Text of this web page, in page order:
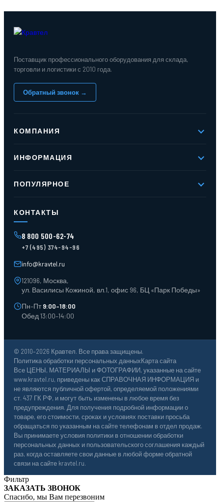
Поставщик профессионального оборудования для склада,
торговли и логистики с 2010 года.
Обратный звонок →
КОМПАНИЯ
Реквизиты
Контакты
ИНФОРМАЦИЯ
Доставка и оплата
ПОПУЛЯРНОЕ
Контейнеры для отходов
Поддоны
Ящики пластиковые
Тара пласт. и металл.
Тележки для склада
КОНТАКТЫ
8 800 500-62-74
+7 (495) 374-94-96
info@kravtel.ru
121096, Москва,
ул. Василисы Кожиной, вл.1, офис 96, БЦ «Парк Победы»
Пн–Пт9:00–18:00
Обед 13:00–14:00
© 2010–2026 Кравтел. Все права защищены.
Политика обработки персональных данныхКарта сайта
Все ЦЕНЫ, МАТЕРИАЛЫ и ФОТОГРАФИИ, указанные на сайте
www.kravtel.ru, приведены как СПРАВОЧНАЯ ИНФОРМАЦИЯ и
не являются публичной офертой, определяемой положениями
ст. 437 ГК РФ, и могут быть изменены в любое время без
предупреждения. Для получения подробной информации о
товаре, его стоимости, сроках и условиях поставки просьба
обращаться по указанным на сайте телефонам в отдел продаж.
Вы принимаете условия политики в отношении обработки
персональных данных и пользовательского соглашения каждый
раз, когда оставляете свои данные в любой форме обратной
связи на сайте kravtel.ru.
Фильтр
ЗАКАЗАТЬ ЗВОНОК
Спасибо, мы Вам перезвоним